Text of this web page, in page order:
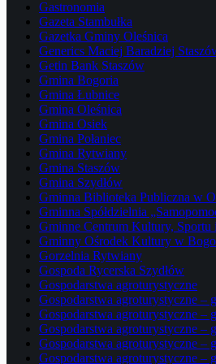
Gastronomia
Gazeta Stambułka
Gazetka Gminy Oleśnica
Generics Maciej Baradziej
Getin Bank Staszów
Gmina Bogoria
Gmina Łubnice
Gmina Oleśnica
Gmina Osiek
Gmina Połaniec
Gmina Rytwiany
Gmina Staszów
Gmina Szydłów
Gminna Biblioteka Publiczna w
Gminna Spółdzielnia
Gminne Centrum Kultury,
Gminny Ośrodek Kultury w
Gorzelnia Rytwiany
Gospoda Rycerska Szydłów
Gospodarstwa agroturystyczne
Gospodarstwa agroturystyczne –
Gospodarstwa agroturystyczne –
Gospodarstwa agroturystyczne –
Gospodarstwa agroturystyczne –
Gospodarstwa agroturystyczne –